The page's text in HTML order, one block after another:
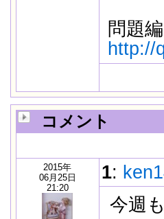
問題編
http://
コメント
2015年
06月25日
21:20
1:
今週